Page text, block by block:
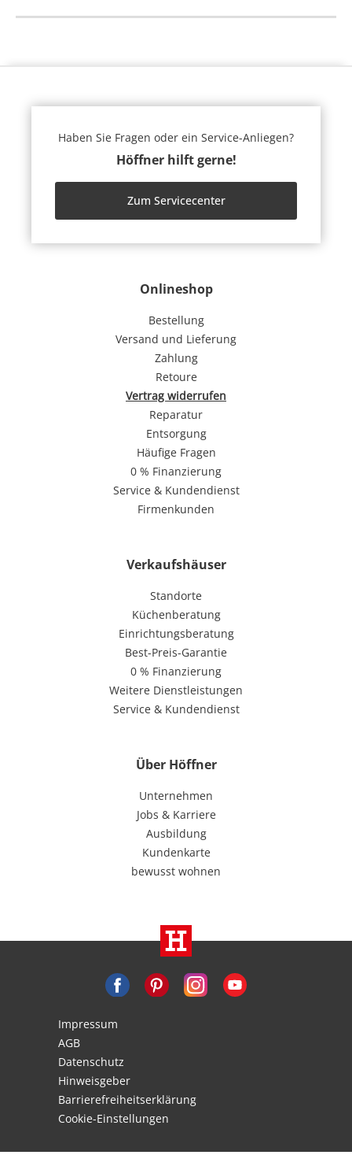
Onlineshop
Bestellung
Versand und Lieferung
Zahlung
Retoure
Vertrag widerrufen
Reparatur
Entsorgung
Häufige Fragen
0 % Finanzierung
Service & Kundendienst
Firmenkunden
Verkaufshäuser
Standorte
Küchenberatung
Einrichtungsberatung
Best-Preis-Garantie
0 % Finanzierung
Weitere Dienstleistungen
Service & Kundendienst
Über Höffner
Unternehmen
Jobs & Karriere
Ausbildung
Kundenkarte
bewusst wohnen
Haben Sie Fragen oder ein Service-Anliegen?
Höffner hilft gerne!
Zum Servicecenter
Impressum
AGB
Datenschutz
Hinweisgeber
Barrierefreiheitserklärung
Cookie-Einstellungen